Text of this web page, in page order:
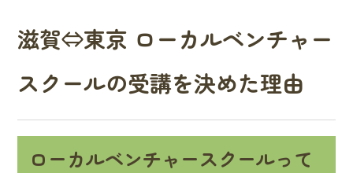
滋賀⇔東京 ローカルベンチャー
スクールの受講を決めた理由
ローカルベンチャースクールって